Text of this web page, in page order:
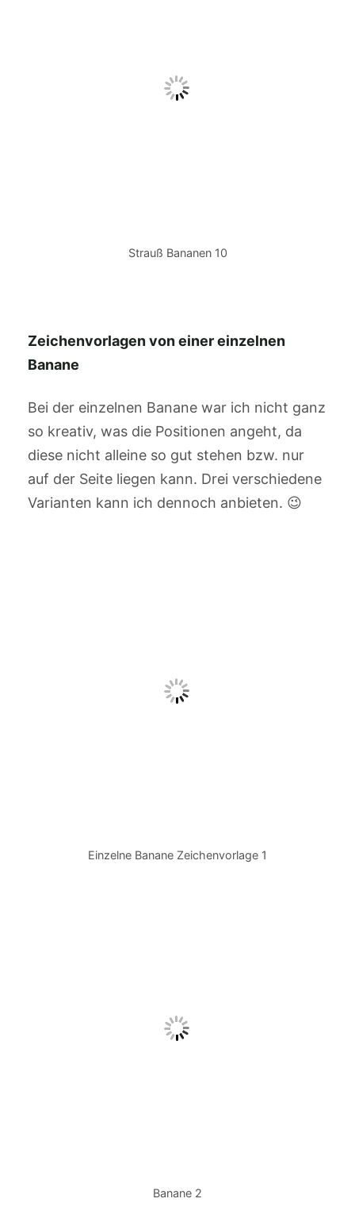
Strauß Bananen 10
Zeichenvorlagen von einer einzelnen
Banane
Bei der einzelnen Banane war ich nicht ganz
so kreativ, was die Positionen angeht, da
diese nicht alleine so gut stehen bzw. nur
auf der Seite liegen kann. Drei verschiedene
Varianten kann ich dennoch anbieten. 😉
Einzelne Banane Zeichenvorlage 1
Banane 2